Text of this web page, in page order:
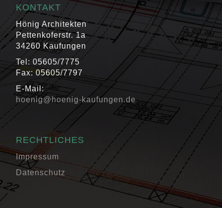
KONTAKT
Hönig Architekten
Pettenkoferstr. 1a
34260 Kaufungen
Tel: 05605/7775
Fax: 05605/7797
E-Mail:
hoenig@hoenig-kaufungen.de
RECHTLICHES
Impressum
Datenschutz